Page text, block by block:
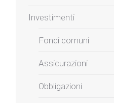
Investimenti
Fondi comuni
Assicurazioni
Obbligazioni